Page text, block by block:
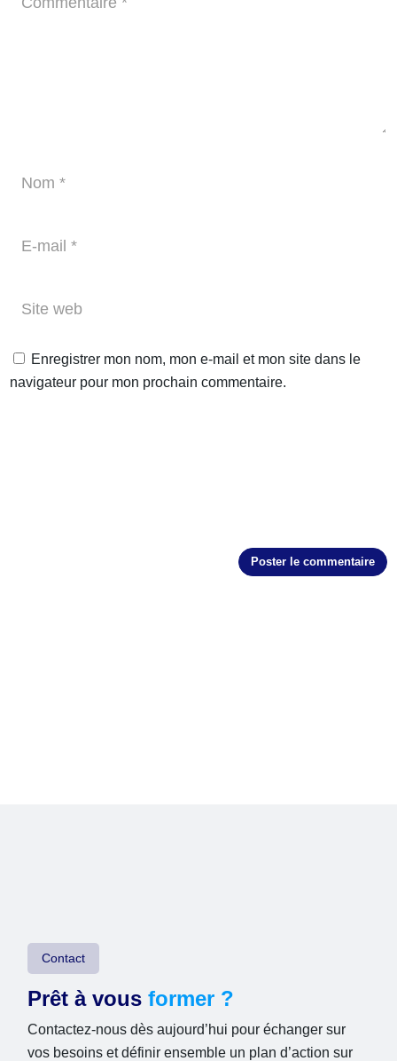
Enregistrer mon nom, mon e-mail et mon site dans le
navigateur pour mon prochain commentaire.
Contact
Prêt à vousformer ?
Contactez-nous dès aujourd’hui pour échanger sur
vos besoins et définir ensemble un plan d’action sur